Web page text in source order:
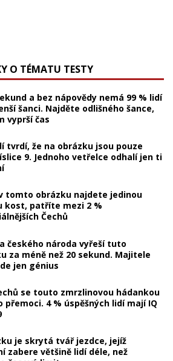
O TÉMATU TESTY
a bez nápovědy nemá 99 % lidí
šanci. Najděte odlišného šance,
vyprší čas
tvrdí, že na obrázku jsou pouze
9. Jednoho vetřelce odhalí jen ti
tomto obrázku najdete jedinou
kost, patříte mezi 2 %
Čechů
českého národa vyřeší tuto
za méně než 20 sekund. Majitele
jen génius
se touto zmrzlinovou hádankou
přemoci. 4 % úspěšných lidí mají IQ
je skrytá tvář jezdce, jejíž
zabere většině lidí déle, než